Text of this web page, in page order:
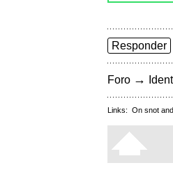
Responder
Foro →
Links: On snot